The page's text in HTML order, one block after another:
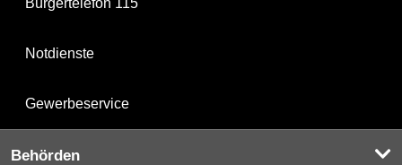
Bürgertelefon 115
Notdienste
Gewerbeservice
Behörden